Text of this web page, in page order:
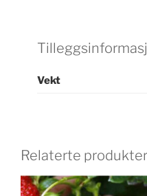
Vekt
Relaterte produkter